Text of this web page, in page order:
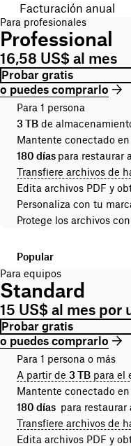
Facturación anual
Para profesionales
Professional
16,58 US$ al mes
Probar gratis
o puedes comprarlo
Para 1 persona
3 TB de
Mantente conectado
180 días para restaurar
Transfiere archivos de
Edita archivos PDF y
Personaliza con tu
Protege los archivos
Popular
Para equipos
Standard
15 US$ al mes por
Probar gratis
o puedes comprarlo
Para 1 persona o más
A partir de 3 TB para el
Mantente conectado
180 días para restaurar
Transfiere archivos de
Edita archivos PDF y